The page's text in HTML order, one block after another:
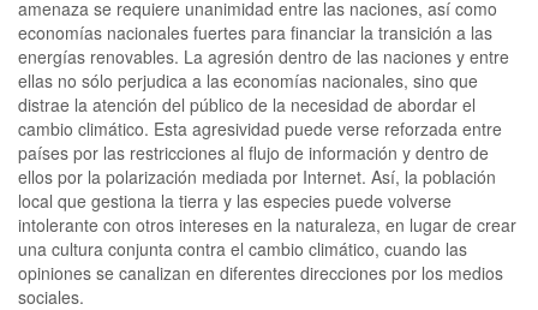
amenaza se requiere unanimidad entre las naciones, así como
economías nacionales fuertes para financiar la transición a las
energías renovables. La agresión dentro de las naciones y entre
ellas no sólo perjudica a las economías nacionales, sino que
distrae la atención del público de la necesidad de abordar el
cambio climático. Esta agresividad puede verse reforzada entre
países por las restricciones al flujo de información y dentro de
ellos por la polarización mediada por Internet. Así, la población
local que gestiona la tierra y las especies puede volverse
intolerante con otros intereses en la naturaleza, en lugar de crear
una cultura conjunta contra el cambio climático, cuando las
opiniones se canalizan en diferentes direcciones por los medios
sociales.